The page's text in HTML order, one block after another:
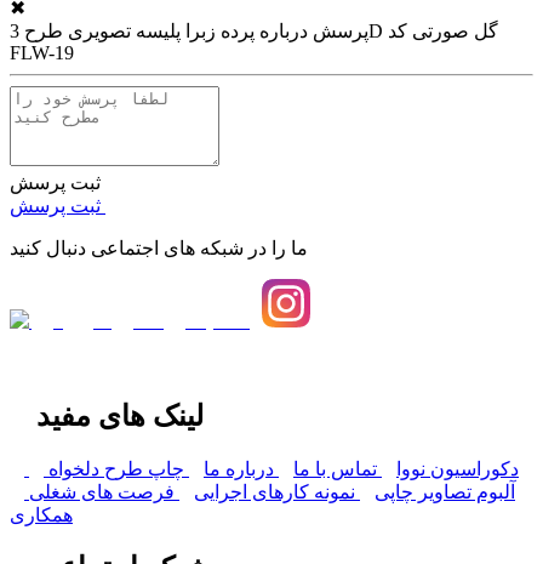
✖
پرسش درباره
پرده زبرا پلیسه تصویری طرح 3D گل صورتی کد
FLW-19
ثبت پرسش
ما را در شبکه های اجتماعی دنبال کنید
لینک های مفید
دکوراسیون نووا تماس با ما درباره ما
چاپ طرح دلخواه
آلبوم تصاویر چاپی
نمونه کارهای اجرایی
فرصت های شغلی
همکاری